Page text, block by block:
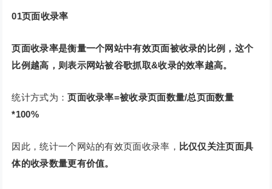
01页面收录率
页面收录率是衡量一个网站中有效页面被收录的比例，这个
比例越高，则表示网站被谷歌抓取&收录的效率越高。
统计方式为：页面收录率=被收录页面数量/总页面数量
*100%
因此，统计一个网站的有效页面收录率， 比仅仅关注页面具
体的收录数量更有价值。